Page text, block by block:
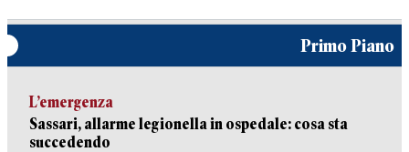
Primo Piano
L’emergenza
Sassari, allarme legionella in ospedale: cosa sta
succedendo